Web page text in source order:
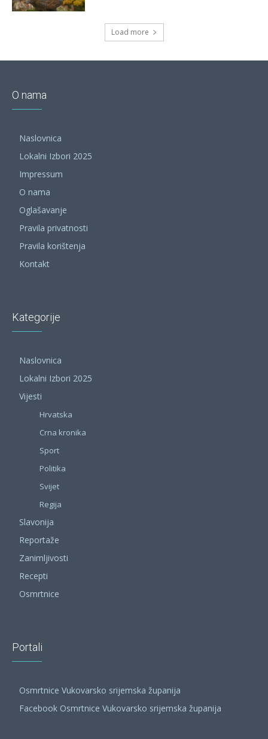
Load more
O nama
Naslovnica
Lokalni Izbori 2025
Impressum
O nama
Oglašavanje
Pravila privatnosti
Pravila korištenja
Kontakt
Kategorije
Naslovnica
Lokalni Izbori 2025
Vijesti
Hrvatska
Crna kronika
Sport
Politika
Svijet
Regija
Slavonija
Reportaže
Zanimljivosti
Recepti
Osmrtnice
Portali
Osmrtnice Vukovarsko srijemska županija
Facebook Osmrtnice Vukovarsko srijemska županija